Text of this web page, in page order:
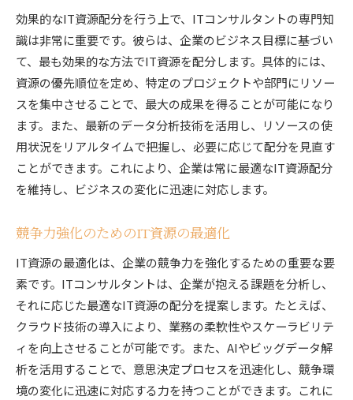
効果的なIT資源配分を行う上で、ITコンサルタントの専門知
識は非常に重要です。彼らは、企業のビジネス目標に基づい
て、最も効果的な方法でIT資源を配分します。具体的には、
資源の優先順位を定め、特定のプロジェクトや部門にリソー
スを集中させることで、最大の成果を得ることが可能になり
ます。また、最新のデータ分析技術を活用し、リソースの使
用状況をリアルタイムで把握し、必要に応じて配分を見直す
ことができます。これにより、企業は常に最適なIT資源配分
を維持し、ビジネスの変化に迅速に対応します。
競争力強化のためのIT資源の最適化
IT資源の最適化は、企業の競争力を強化するための重要な要
素です。ITコンサルタントは、企業が抱える課題を分析し、
それに応じた最適なIT資源の配分を提案します。たとえば、
クラウド技術の導入により、業務の柔軟性やスケーラビリテ
ィを向上させることが可能です。また、AIやビッグデータ解
析を活用することで、意思決定プロセスを迅速化し、競争環
境の変化に迅速に対応する力を持つことができます。これに